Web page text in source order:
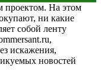
проектом. На этом
ни какие
собой ленту
искажения,
новостей